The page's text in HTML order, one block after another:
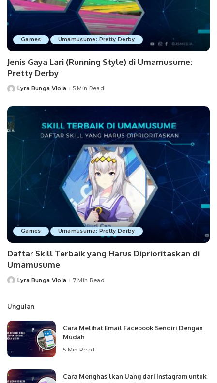
Games Umamusume: Pretty Derby
Jenis Gaya Lari (Running Style) di Umamusume:
Pretty Derby
PostedLyra Bunga Viola 5 Min Read
Games Umamusume: Pretty Derby
Daftar Skill Terbaik yang Harus Diprioritaskan di
Umamusume
PostedLyra Bunga Viola 7 Min Read
Ungulan
Cara Melihat Email Facebook Sendiri Dengan
Mudah
5 Min Read
Cara Menghasilkan Uang dari Instagram untuk